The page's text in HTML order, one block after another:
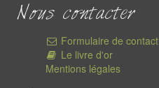
Nous contacter
Formulaire de contact
Le livre d'or
Mentions légales